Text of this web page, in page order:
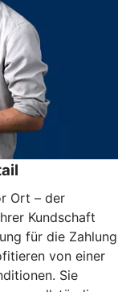
Ort – der
Kundschaft
für die Zahlung
von einer
Sie